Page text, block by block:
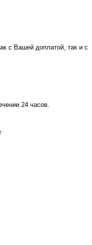
с Вашей доплатой, так и с
24 часов.